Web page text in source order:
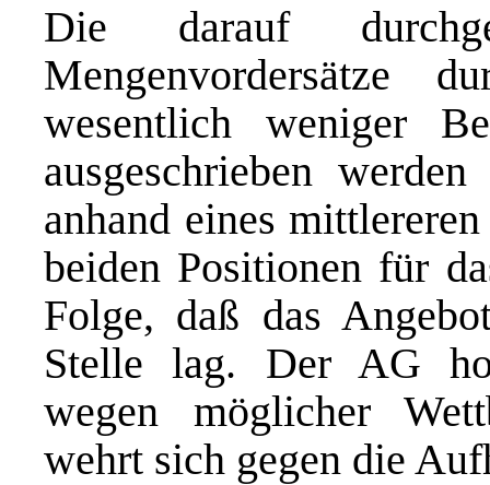
Die darauf
Mengenvordersätze
wesentlich weniger
ausgeschrieben
anhand eines
beiden Positionen für
Folge, daß das
Stelle lag. Der AG
wegen möglicher
wehrt sich gegen die